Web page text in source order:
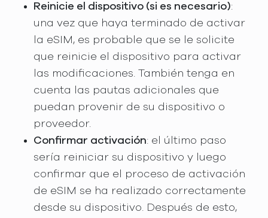
Reinicie el dispositivo (si es necesario):
una vez que haya terminado de activar
la eSIM, es probable que se le solicite
que reinicie el dispositivo para activar
las modificaciones. También tenga en
cuenta las pautas adicionales que
puedan provenir de su dispositivo o
proveedor.
Confirmar activación: el último paso
sería reiniciar su dispositivo y luego
confirmar que el proceso de activación
de eSIM se ha realizado correctamente
desde su dispositivo. Después de esto,